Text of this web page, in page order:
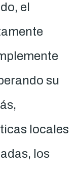
el
su
locales
los